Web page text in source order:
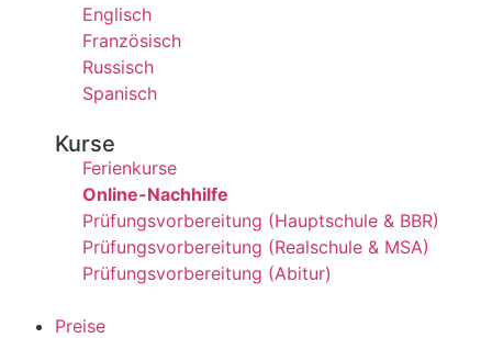
Englisch
Französisch
Russisch
Spanisch
Kurse
Ferienkurse
Online-Nachhilfe
Prüfungsvorbereitung (Hauptschule & BBR)
Prüfungsvorbereitung (Realschule & MSA)
Prüfungsvorbereitung (Abitur)
Preise